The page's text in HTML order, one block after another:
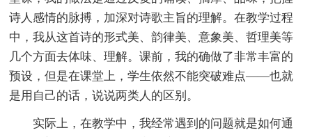
诗人感情的脉搏，加深对诗歌主旨的理解。在教学过程
中，我从这首诗的形式美、韵律美、意象美、哲理美等
几个方面去体味、理解。课前，我的确做了非常丰富的
预设，但是在课堂上，学生依然不能突破难点——也就
是用自己的话，说说两类人的区别。
实际上，在教学中，我经常遇到的问题就是如何通